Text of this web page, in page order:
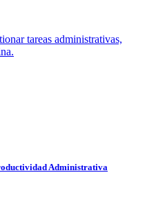
tareas administrativas,
Administrativa